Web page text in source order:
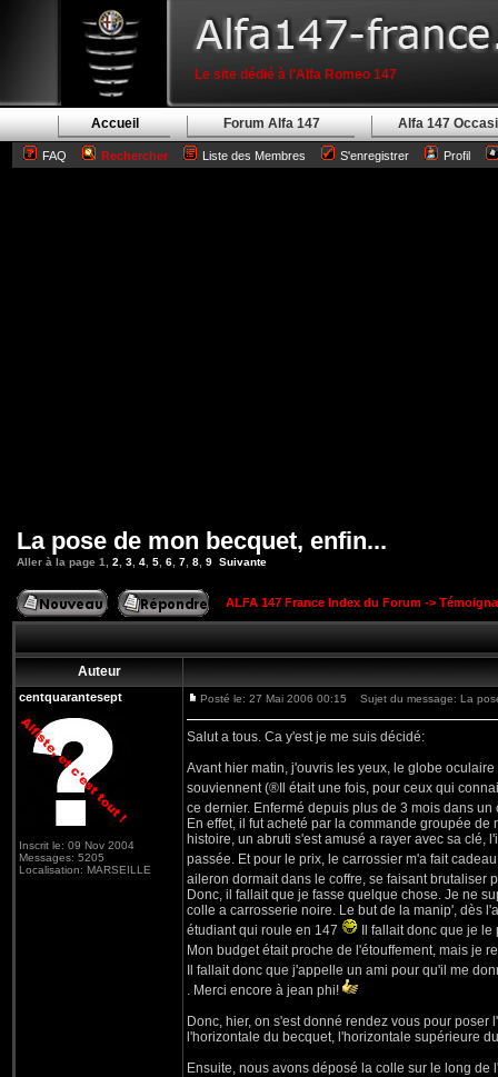
Le site dédié à l'Alfa Romeo 147
Accueil Forum Alfa 147 Alfa 147
FAQ Rechercher Liste des Membres S'enregistrer Profil
La pose de mon becquet, enfin...
Aller à la page 1 2 3 4 5 6 7 8 9 Suivante
ALFA 147 France Index du Forum ->
Auteur
centquarantesept
Inscrit le: 09 Nov 2004
Messages: 5205
Localisation: MARSEILLE
Posté le: 27 Mai 2006 00:15 Sujet du message: La
Salut a tous. Ca y'est je me suis décidé:
Avant hier matin, j'ouvris les yeux, le globe
souviennent (®Il était une fois, pour ceux qui
ce dernier. Enfermé depuis plus de 3 mois dans un
En effet, il fut acheté par la commande groupée
histoire, un abruti s'est amusé a rayer avec sa clé,
passée. Et pour le prix, le carrossier m'a fait
aileron dormait dans le coffre, se faisant
Donc, il fallait que je fasse quelque chose. Je ne
colle a carrosserie noire. Le but de la manip', dès
étudiant qui roule en 147
Il fallait donc que je
Mon budget était proche de l'étouffement, mais je
Il fallait donc que j'appelle un ami pour qu'il me
. Merci encore à jean phi!
Donc, hier, on s'est donné rendez vous pour
l'horizontale du becquet, l'horizontale supérieure
Ensuite, nous avons déposé la colle sur le long